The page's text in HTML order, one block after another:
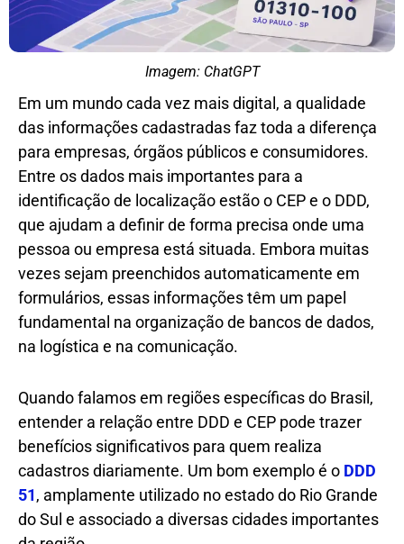
Imagem: ChatGPT
Em um mundo cada vez mais digital, a qualidade
das informações cadastradas faz toda a diferença
para empresas, órgãos públicos e consumidores.
Entre os dados mais importantes para a
identificação de localização estão o CEP e o DDD,
que ajudam a definir de forma precisa onde uma
pessoa ou empresa está situada. Embora muitas
vezes sejam preenchidos automaticamente em
formulários, essas informações têm um papel
fundamental na organização de bancos de dados,
na logística e na comunicação.
Quando falamos em regiões específicas do Brasil,
entender a relação entre DDD e CEP pode trazer
benefícios significativos para quem realiza
cadastros diariamente. Um bom exemplo é o DDD
51, amplamente utilizado no estado do Rio Grande
do Sul e associado a diversas cidades importantes